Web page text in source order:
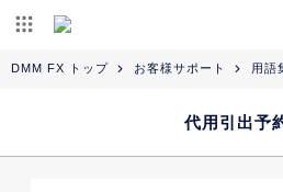
DMM FX トップ お客様サポート 用語
代用引出予